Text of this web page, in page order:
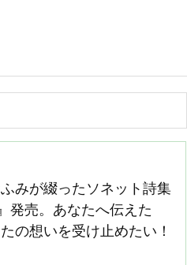
みが綴ったソネット詩集
発売。あなたへ伝えた
の想いを受け止めたい！